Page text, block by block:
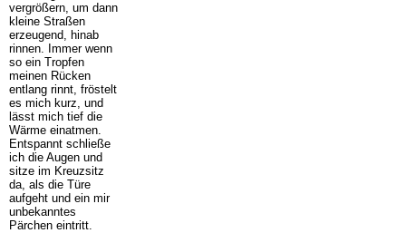
vergrößern, um dann
kleine Straßen
erzeugend, hinab
rinnen. Immer wenn
so ein Tropfen
meinen Rücken
entlang rinnt, fröstelt
es mich kurz, und
lässt mich tief die
Wärme einatmen.
Entspannt schließe
ich die Augen und
sitze im Kreuzsitz
da, als die Türe
aufgeht und ein mir
unbekanntes
Pärchen eintritt.